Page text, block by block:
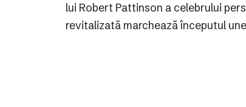
lui Robert Pattinson a celebrului
revitalizată marchează începutul